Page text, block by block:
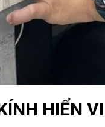
HIỂN